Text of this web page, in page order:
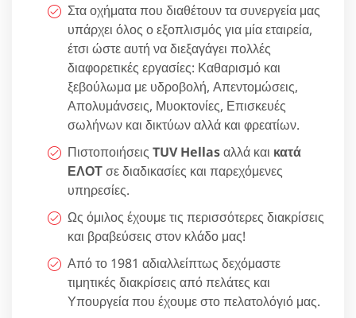
Στα οχήματα που διαθέτουν τα συνεργεία μας
υπάρχει όλος ο εξοπλισμός για μία εταιρεία,
έτσι ώστε αυτή να διεξαγάγει πολλές
διαφορετικές εργασίες: Καθαρισμό και
ξεβούλωμα με υδροβολή, Απεντομώσεις,
Απολυμάνσεις, Μυοκτονίες, Επισκευές
σωλήνων και δικτύων αλλά και φρεατίων.
Πιστοποιήσεις TUV Hellasαλλά και κατά
ΕΛΟΤσε διαδικασίες και παρεχόμενες
υπηρεσίες.
Ως όμιλος έχουμε τις περισσότερες διακρίσεις
και βραβεύσεις στον κλάδο μας!
Από το 1981 αδιαλλείπτως δεχόμαστε
τιμητικές διακρίσεις από πελάτες και
Υπουργεία που έχουμε στο πελατολόγιό μας.